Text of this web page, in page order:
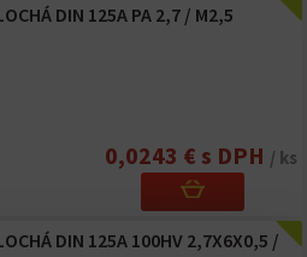
DIN 125A PA 2,7 / M2,5
0,0243 € s DPH / ks
DIN 125A 100HV 2,7X6X0,5 /